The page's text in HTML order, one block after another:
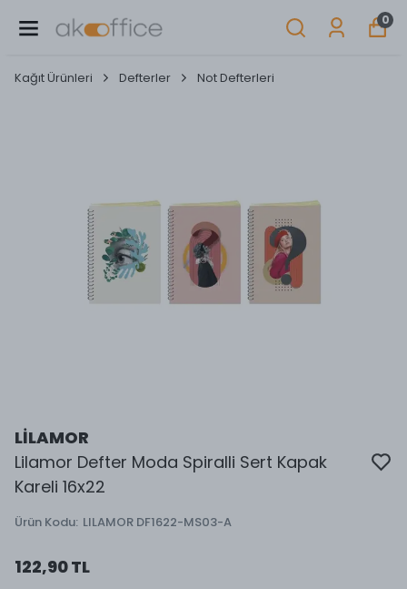
0
Kağıt Ürünleri Defterler Not Defterleri
LİLAMOR
Lilamor Defter Moda Spiralli Sert Kapak
Kareli 16x22
Ürün Kodu: LILAMOR DF1622-MS03-A
122,90 TL